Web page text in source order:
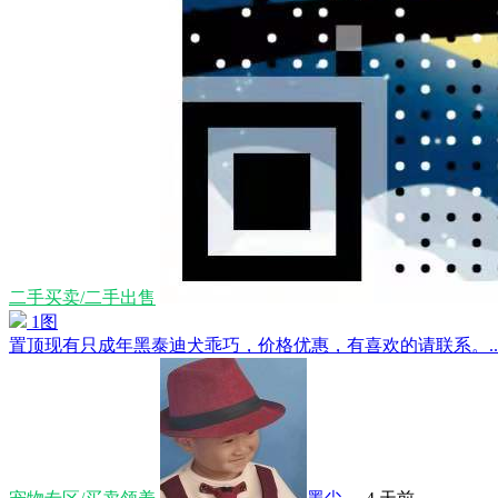
二手买卖/二手出售
1图
置顶现有只成年黑泰迪犬乖巧，价格优惠，有喜欢的请联系。